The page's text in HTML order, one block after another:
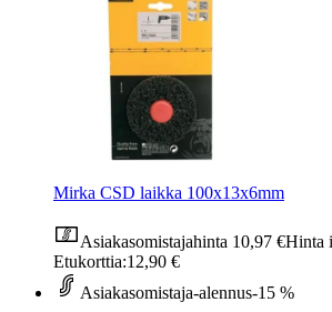
Mirka CSD laikka 100x13x6mm
Asiakasomistajahinta 10,97 €Hinta
Etukorttia:12,90 €
Asiakasomistaja-alennus-15 %